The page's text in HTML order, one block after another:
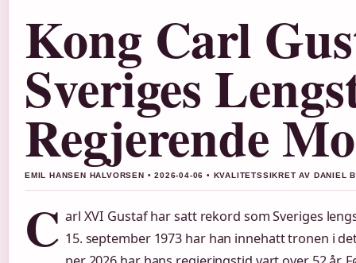
Kong Carl
Sveriges
Regjerende
EMIL HANSEN HALVORSEN • 2026-04-06 • KVALITETSSIKRET AV DANIEL
C arl XVI Gustaf har satt rekord som Sveriges
15. september 1973 har han innehatt tronen i